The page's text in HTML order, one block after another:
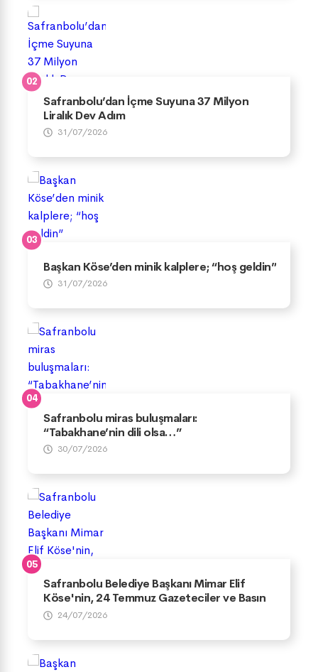
Safranbolu’dan İçme Suyuna 37 Milyon
Liralık Dev Adım
31/07/2026
Başkan Köse’den minik kalplere; “hoş geldin”
31/07/2026
Safranbolu miras buluşmaları:
“Tabakhane’nin dili olsa…”
30/07/2026
Safranbolu Belediye Başkanı Mimar Elif
Köse'nin, 24 Temmuz Gazeteciler ve Basın
Bayramı Mesajı
24/07/2026